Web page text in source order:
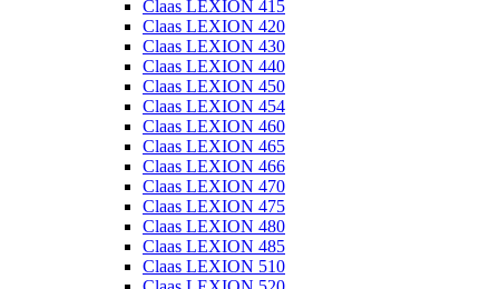
Claas LEXION 415
Claas LEXION 420
Claas LEXION 430
Claas LEXION 440
Claas LEXION 450
Claas LEXION 454
Claas LEXION 460
Claas LEXION 465
Claas LEXION 466
Claas LEXION 470
Claas LEXION 475
Claas LEXION 480
Claas LEXION 485
Claas LEXION 510